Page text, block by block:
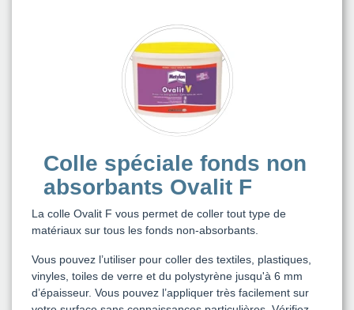
Colle spéciale fonds non
absorbants Ovalit F
La colle Ovalit F vous permet de coller tout type de
matériaux sur tous les fonds non-absorbants.
Vous pouvez l’utiliser pour coller des textiles, plastiques,
vinyles, toiles de verre et du polystyrène jusqu'à 6 mm
d’épaisseur. Vous pouvez l’appliquer très facilement sur